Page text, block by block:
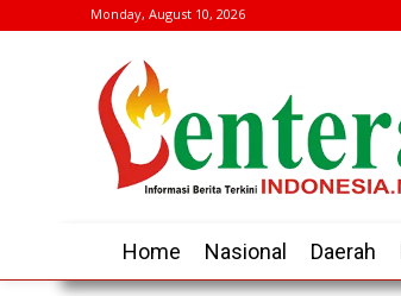
Monday, August 10, 2026
Home Nasional Daerah